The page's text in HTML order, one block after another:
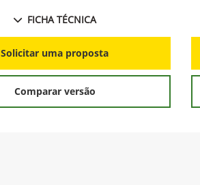
FICHA TÉCNICA
Solicitar uma proposta
Comparar versão